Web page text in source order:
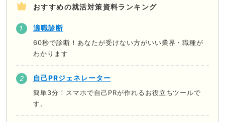
おすすめの就活対策資料ランキング
適職診断
60秒で診断！あなたが受けない方がいい業界・職種が
わかります
自己PRジェネレーター
簡単3分！スマホで自己PRが作れるお役立ちツールで
す。